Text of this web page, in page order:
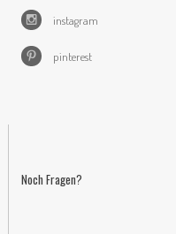
instagram
pinterest
Noch Fragen?